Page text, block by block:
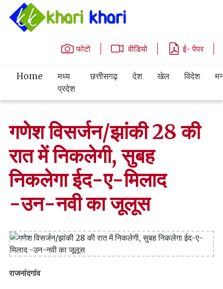
फोटो वीडियो ई- पेपर
Home
मध्य
प्रदेश
छत्तीसगढ़ देश खेल विदेश
गणेश विसर्जन/झांकी 28 की
रात में निकलेगी, सुबह
निकलेगा ईद-ए-मिलाद
-उन-नवी का जूलूस
राजनांदगांव